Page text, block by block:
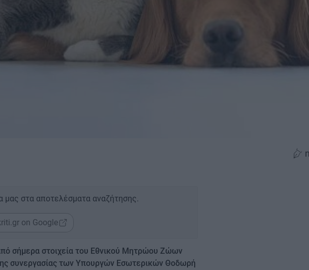
μας στα αποτελέσματα αναζήτησης.
on Google
σήμερα στοιχεία του Εθνικού Μητρώου Ζώων
συνεργασίας των Υπουργών Εσωτερικών Θοδωρή